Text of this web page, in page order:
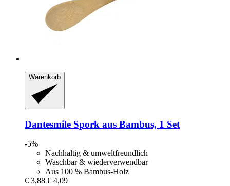
Warenkorb
Dantesmile Spork aus Bambus, 1 Set
-5%
Nachhaltig & umweltfreundlich
Waschbar & wiederverwendbar
Aus 100 % Bambus-Holz
€ 3,88 € 4,09